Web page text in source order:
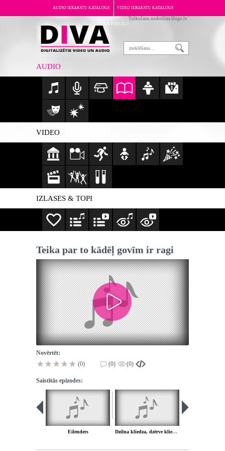
AUDIO IERAKSTU KATALOGS VIDEO IERAKSTU KATALOGS
PAR PORTĀLU
Tulkošanu nodrošina Hugo.lv
AUDIO
VIDEO
IZLASES & TOPI
Teika par to kādēļ govīm ir ragi
Novērtēt:
(0)
(0) (0)
Saistītās epizodes:
Eilenders Dzilna kliedza, dzērve kliedza